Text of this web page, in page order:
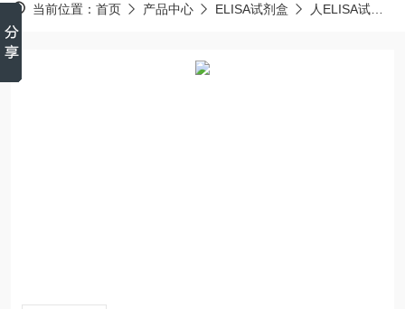
当前位置： 首页 产品中心 ELISA试剂盒 人ELISA试剂盒